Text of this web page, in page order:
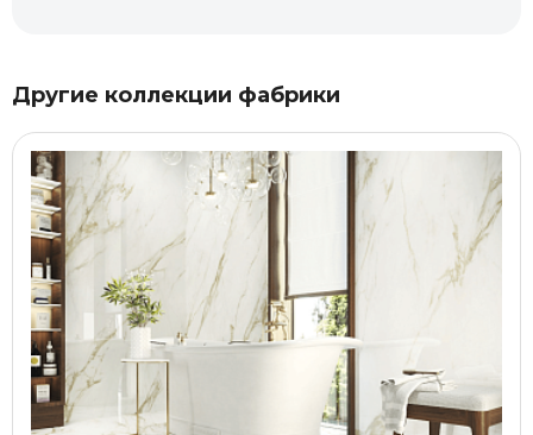
Другие коллекции фабрики